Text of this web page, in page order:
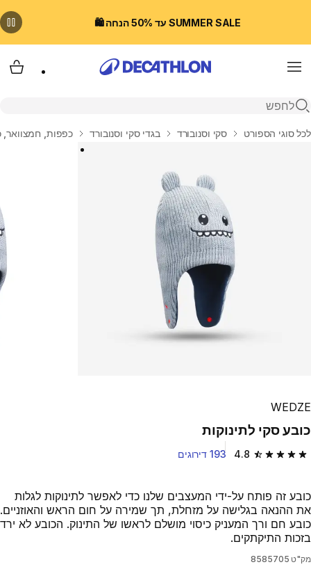
SUMMER SALE עד 50% הנחה 🛍️
Menu
פתיחת חיפוש
בית
לכל סוגי הספורט סקי וסנובורד בגדי סקי וסנובורד כפפות, חמצוואר,
WEDZE
כובע סקי לתינוקות
4.8 4.8 out of 5 stars from 193 reviews 193 דירוגים
כובע זה פותח על-ידי המעצבים שלנו כדי לאפשר לתינוקות לגלות
את ההנאה בגלישה על מזחלת, תך שמירה על חום הראש והאוזניים.
כובע חם ורך המעניק כיסוי מושלם לראשו של התינוק. הכובע לא ירד
בזכות התיקתקים.
מק"ט 8585705